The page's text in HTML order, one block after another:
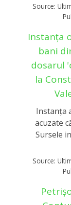
Source:
Instanța
bani
dosarul
la
Instanța
acuzate
Sursele
Source: